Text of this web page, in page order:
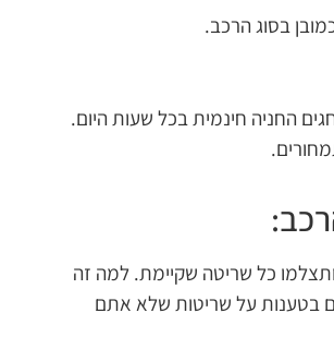
כל שריטה שקיימת. למה זה
בטענות על שריטות שלא אתם